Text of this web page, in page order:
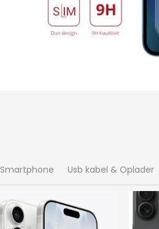
Smartphone Usb kabel & Oplader